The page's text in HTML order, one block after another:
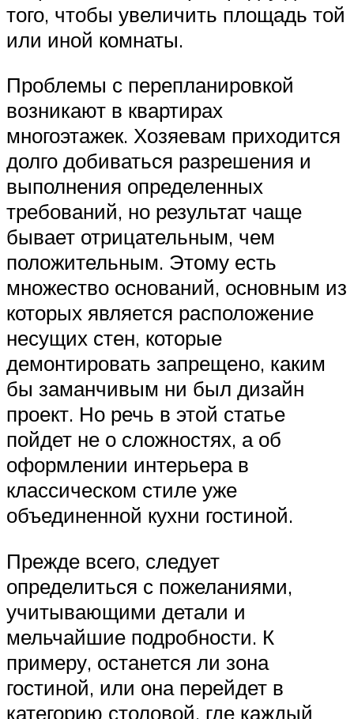
того, чтобы увеличить площадь той
или иной комнаты.
Проблемы с перепланировкой
возникают в квартирах
многоэтажек. Хозяевам приходится
долго добиваться разрешения и
выполнения определенных
требований, но результат чаще
бывает отрицательным, чем
положительным. Этому есть
множество оснований, основным из
которых является расположение
несущих стен, которые
демонтировать запрещено, каким
бы заманчивым ни был дизайн
проект. Но речь в этой статье
пойдет не о сложностях, а об
оформлении интерьера в
классическом стиле уже
объединенной кухни гостиной.
Прежде всего, следует
определиться с пожеланиями,
учитывающими детали и
мельчайшие подробности. К
примеру, останется ли зона
гостиной, или она перейдет в
категорию столовой, где каждый